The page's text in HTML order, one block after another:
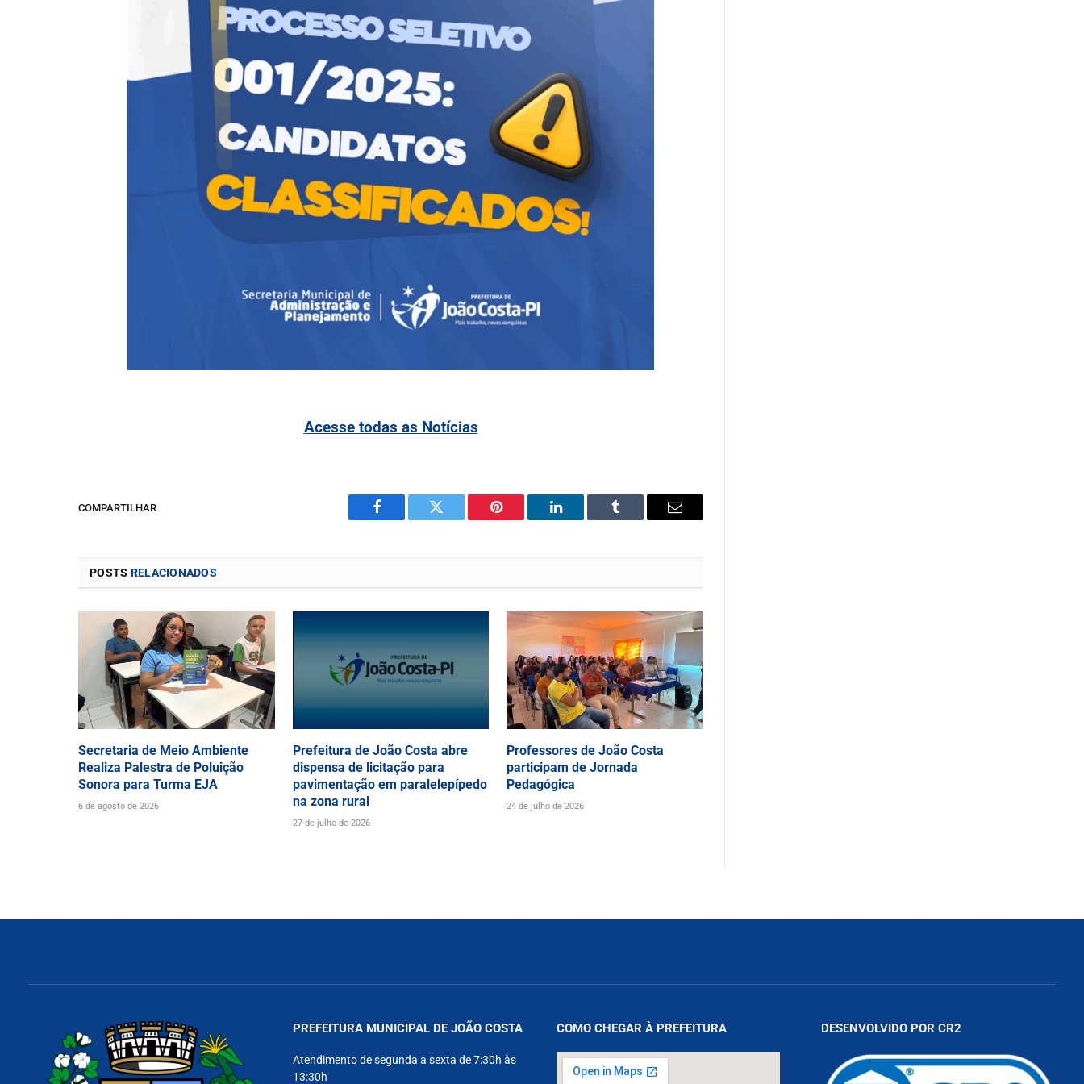
Acesse todas as Notícias
COMPARTILHAR
Facebook Twitter Pinterest LinkedIn Tumblr Email
POSTS RELACIONADOS
Secretaria de Meio Ambiente
Realiza Palestra de Poluição
Sonora para Turma EJA
6 de agosto de 2026
Prefeitura de João Costa abre
dispensa de licitação para
pavimentação em paralelepípedo
na zona rural
27 de julho de 2026
Professores de João Costa
participam de Jornada
Pedagógica
24 de julho de 2026
PREFEITURA MUNICIPAL DE JOÃO COSTA
Atendimento de segunda a sexta de 7:30h às
13:30h
COMO CHEGAR À PREFEITURA DESENVOLVIDO POR CR2